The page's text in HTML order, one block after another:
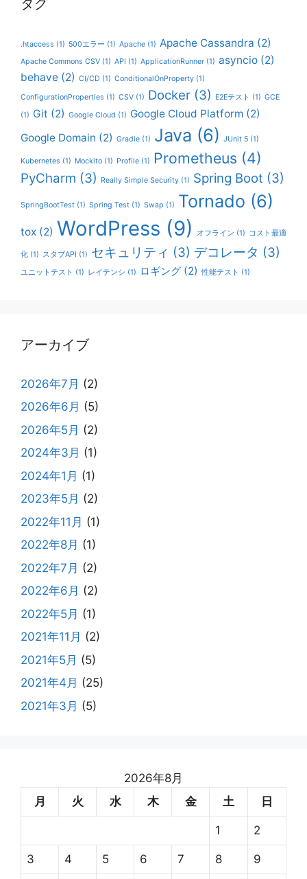
.htaccess (1) 500エラー (1) Apache (1) Apache Cassandra (2)
Apache Commons CSV (1) API (1) ApplicationRunner (1) asyncio (2)
behave (2) CI/CD (1) ConditionalOnProperty (1)
ConfigurationProperties (1) CSV (1) Docker (3) E2Eテスト (1) GCE
(1) Git (2) Google Cloud (1) Google Cloud Platform (2)
Google Domain (2) Gradle (1) Java (6) JUnit 5 (1)
Kubernetes (1) Mockito (1) Profile (1) Prometheus (4)
PyCharm (3) Really Simple Security (1) Spring Boot (3)
SpringBootTest (1) Spring Test (1) Swap (1) Tornado (6)
tox (2) WordPress (9) オフライン (1) コスト最適
化 (1) スタブAPI (1) セキュリティ (3) デコレータ (3)
ユニットテスト (1) レイテンシ (1) ロギング (2) 性能テスト (1)
アーカイブ
2026年7月 (2)
2026年6月 (5)
2026年5月 (2)
2024年3月 (1)
2024年1月 (1)
2023年5月 (2)
2022年11月 (1)
2022年8月 (1)
2022年7月 (2)
2022年6月 (2)
2022年5月 (1)
2021年11月 (2)
2021年5月 (5)
2021年4月 (25)
2021年3月 (5)
2026年8月
月
火 水 木 金 土 日
1 2
3 4 5 6 7 8 9